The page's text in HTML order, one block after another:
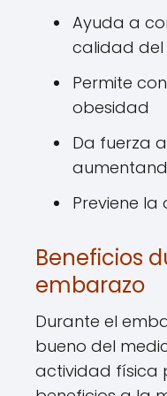
Ayuda a
calidad del
Permite
obesidad
Da fuerza
Previene la
Beneficios
embarazo
Durante el
bueno del
actividad física